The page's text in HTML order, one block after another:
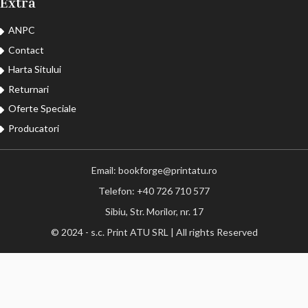
ANPC
Contact
Harta Sitului
Returnari
Oferte Speciale
Producatori
Email: bookforge@printatu.ro
Telefon: +40 726 710 577
Sibiu, Str. Morilor, nr. 17
© 2024 - s.c. Print ATU SRL | All rights Reserved